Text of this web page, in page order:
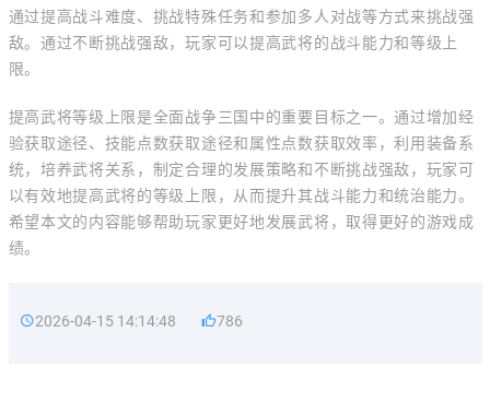
通过提高战斗难度、挑战特殊任务和参加多人对战等方式来挑战强
敌。通过不断挑战强敌，玩家可以提高武将的战斗能力和等级上
限。
提高武将等级上限是全面战争三国中的重要目标之一。通过增加经
验获取途径、技能点数获取途径和属性点数获取效率，利用装备系
统，培养武将关系，制定合理的发展策略和不断挑战强敌，玩家可
以有效地提高武将的等级上限，从而提升其战斗能力和统治能力。
希望本文的内容能够帮助玩家更好地发展武将，取得更好的游戏成
绩。
2026-04-15 14:14:48 786